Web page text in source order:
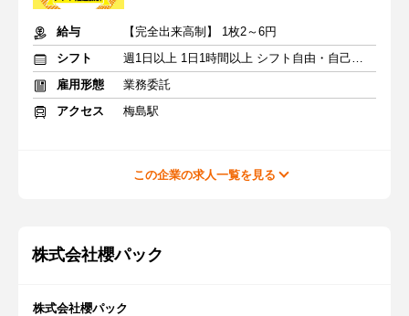
給与
【完全出来高制】 1枚2～6円
シフト
週1日以上 1日1時間以上 シフト自由・自己申告
雇用形態
業務委託
アクセス
梅島駅
この企業の求人一覧を見る
株式会社櫻パック
株式会社櫻パック